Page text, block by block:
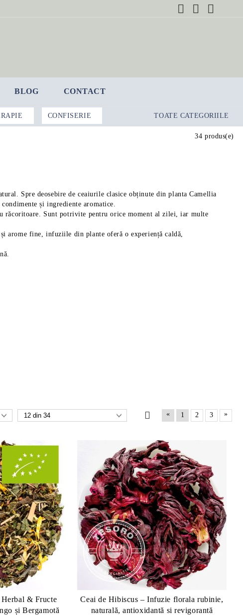
BLOG CONTACT
CONFISERIE TOATE CATEGORIILE
Spre deosebire de ceaiurile clasice obținute din planta Camellia
și ingrediente aromatice.
răcoritoare. Sunt potrivite pentru orice moment al zilei, iar multe
arome fine, infuziile din plante oferă o experiență caldă,
34 produs(e)
« 1 2 3 »
& Fructe
și Bergamotă
Ceai de Hibiscus – Infuzie florala rubinie,
naturală, antioxidantă si revigorantă